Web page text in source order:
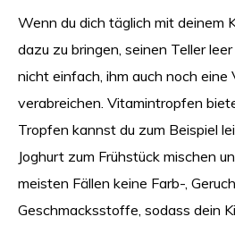
Wenn du dich täglich mit deinem
dazu zu bringen, seinen Teller
nicht einfach, ihm auch noch eine
verabreichen. Vitamintropfen
Tropfen kannst du zum Beispiel
Joghurt zum Frühstück mischen
meisten Fällen keine Farb-,
Geschmacksstoffe, sodass dein